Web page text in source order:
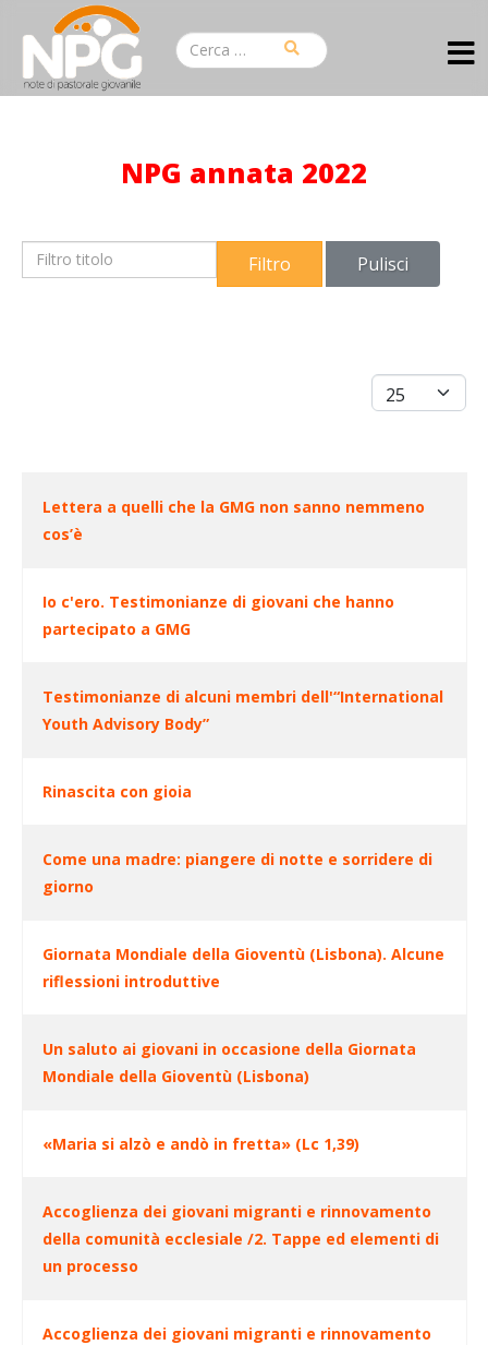
NPG annata 2022
Filtro titolo Filtro Pulisci
Visualizza #
Articoli
Lettera a quelli che la GMG non sanno nemmeno
cos’è
Io c'ero. Testimonianze di giovani che hanno
partecipato a GMG
Testimonianze di alcuni membri dell'“International
Youth Advisory Body”
Rinascita con gioia
Come una madre: piangere di notte e sorridere di
giorno
Giornata Mondiale della Gioventù (Lisbona). Alcune
riflessioni introduttive
Un saluto ai giovani in occasione della Giornata
Mondiale della Gioventù (Lisbona)
«Maria si alzò e andò in fretta» (Lc 1,39)
Accoglienza dei giovani migranti e rinnovamento
della comunità ecclesiale /2. Tappe ed elementi di
un processo
Accoglienza dei giovani migranti e rinnovamento